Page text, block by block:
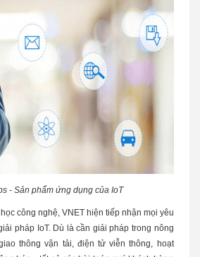
- Sản phẩm ứng dụng của IoT
công nghệ, VNET hiện tiếp nhận mọi yêu
pháp IoT. Dù là cần giải pháp trong nông
thông vận tải, điện tử viễn thông, hoạt